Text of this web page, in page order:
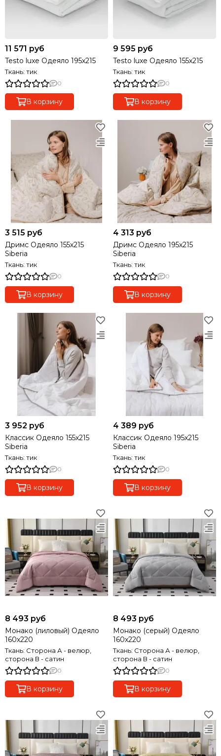
11 571 руб
Testo luxe Одеяло 195х215
Ткань: тик
0
В корзину
9 595 руб
Testo luxe Одеяло 155х215
Ткань: тик
0
В корзину
3 515 руб
Дримс Одеяло 155х215
Siberia
Ткань: тик
0
В корзину
4 313 руб
Дримс Одеяло 195х215
Siberia
Ткань: тик
0
В корзину
3 952 руб
Классик Одеяло 155х215
Siberia
Ткань: тик
0
В корзину
4 389 руб
Классик Одеяло 195х215
Siberia
Ткань: тик
0
В корзину
8 493 руб
Монако (лиловый) Одеяло
160х220
Ткань: Сторона А - велюр,
сторона В - сатин
0
В корзину
8 493 руб
Монако (серый) Одеяло
160х220
Ткань: Сторона А - велюр,
сторона В - сатин
0
В корзину